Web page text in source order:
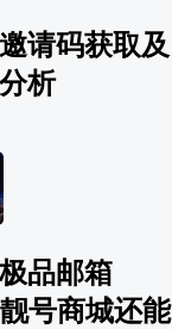
请码获取及
析
品邮箱
号商城还能